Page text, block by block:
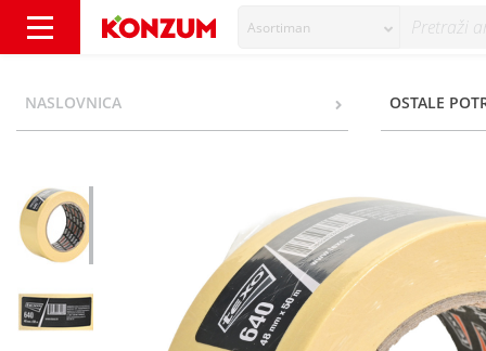
Asortiman
NASLOVNICA OSTALE